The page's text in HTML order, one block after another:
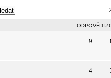
ODPOVĚDI
9
4